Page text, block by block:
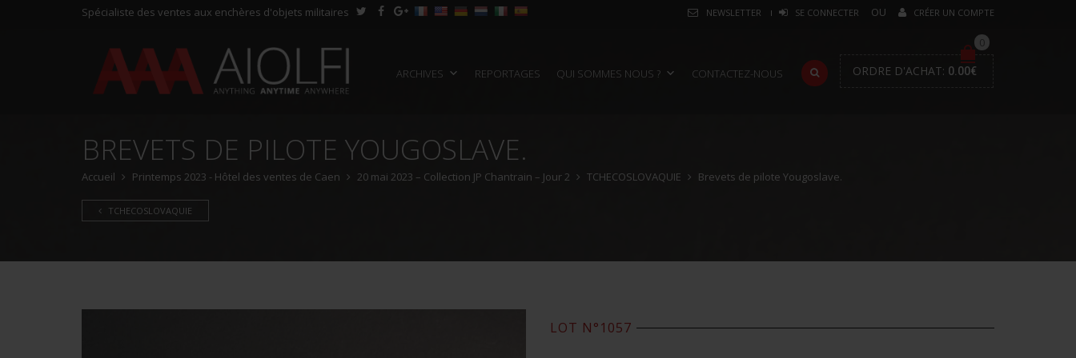
Spécialiste des ventes aux enchères d'objets militaires NEWSLETTER SE CONNECTER CRÉER UN COMPTE
ARCHIVES REPORTAGES QUI SOMMES NOUS ? CONTACTEZ-NOUS
0
ORDRE D'ACHAT: 0.00€
BREVETS DE PILOTE YOUGOSLAVE.
Accueil Printemps 2023 - Hôtel des ventes de Caen 20 mai 2023 – Collection JP Chantrain – Jour 2 TCHECOSLOVAQUIE Brevets de pilote Yougoslave.
TCHECOSLOVAQUIE
LOT N°1057